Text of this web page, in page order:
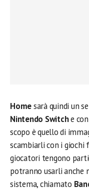
Homesarà quindi un
Nintendo Switche
scopo è quello di
scambiarli con i giochi
giocatori tengono
potranno usarli anche
sistema, chiamato